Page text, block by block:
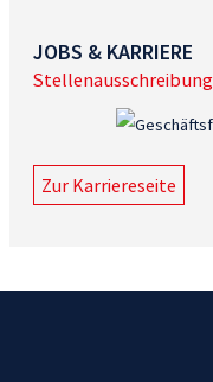
JOBS & KARRIERE
Stellenausschreibung
Zur Karriereseite